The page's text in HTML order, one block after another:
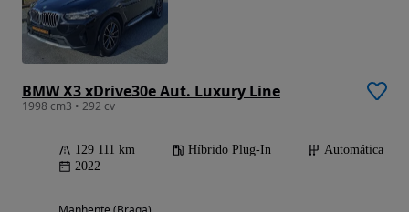
BMW X3 xDrive30e Aut. Luxury Line
1998 cm3 • 292 cv
129 111 km Híbrido Plug-In
Automática
2022